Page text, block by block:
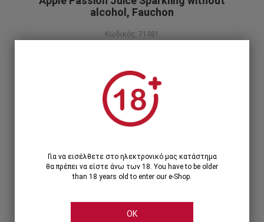
alcohol, Fauchon
Κωδικός: 71381
Περιγραφή προϊόντος
Για να εισέλθετε στο ηλεκτρονικό μας κατάστημα
θα πρέπει να είστε άνω των 18. You have to be older
than 18 years old to enter our e-Shop.
OK